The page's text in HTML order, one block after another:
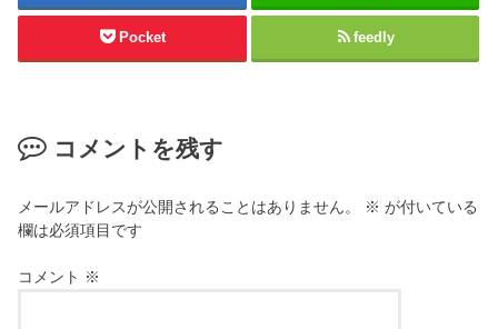
Pocket feedly
コメントを残す
メールアドレスが公開されることはありません。 ※ が付いている
欄は必須項目です
コメント ※